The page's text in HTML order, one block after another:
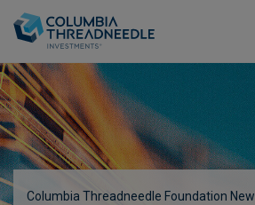
Columbia Threadneedle Foundation